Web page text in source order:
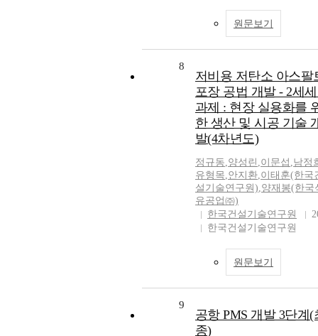
원문보기
8
저비용 저탄소 아스팔
포장 공법 개발 - 2세
과제 : 현장 실용화를
한 생산 및 시공 기술
발(4차년도)
정규동,양성린 ,이문섭 ,남정
유형목,안지환,이태훈(한국
설기술연구원),양재봉(한국
유공업㈜)
한국건설기술연구원
한국건설기술연구원
원문보기
9
공항 PMS 개발 3단계(
종)